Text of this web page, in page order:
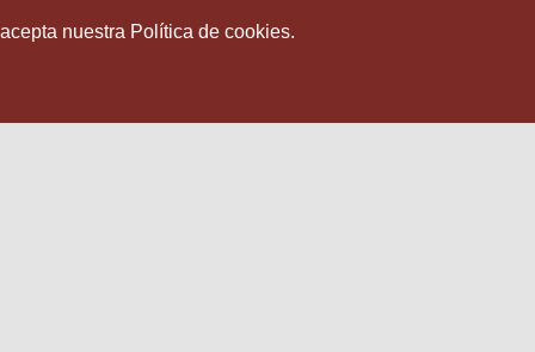
nuestra Política de cookies.